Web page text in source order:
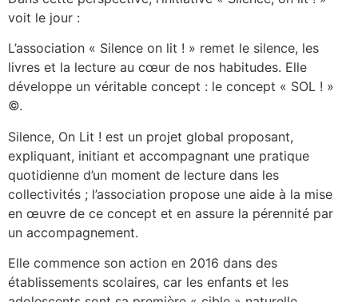
voit le jour :
L’association « Silence on lit ! » remet le silence, les
livres et la lecture au cœur de nos habitudes. Elle
développe un véritable concept : le concept « SOL ! »
©.
Silence, On Lit ! est un projet global proposant,
expliquant, initiant et accompagnant une pratique
quotidienne d’un moment de lecture dans les
collectivités ; l’association propose une aide à la mise
en œuvre de ce concept et en assure la pérennité par
un accompagnement.
Elle commence son action en 2016 dans des
établissements scolaires, car les enfants et les